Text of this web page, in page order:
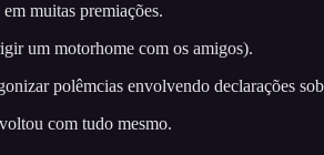
muitas premiações.
um motorhome com os amigos).
polêmcias envolvendo declarações
com tudo mesmo.